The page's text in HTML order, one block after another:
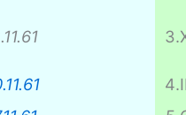
3.
4.